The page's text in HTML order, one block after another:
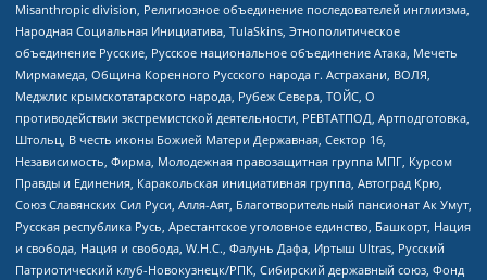
Misanthropic division, Религиозное объединение последователей инглиизма,
Народная Социальная Инициатива, TulaSkins, Этнополитическое
объединение Русские, Русское национальное объединение Атака, Мечеть
Мирмамеда, Община Коренного Русского народа г. Астрахани, ВОЛЯ,
Меджлис крымскотатарского народа, Рубеж Севера, ТОЙС, О
противодействии экстремистской деятельности, РЕВТАТПОД, Артподготовка,
Штольц, В честь иконы Божией Матери Державная, Сектор 16,
Независимость, Фирма, Молодежная правозащитная группа МПГ, Курсом
Правды и Единения, Каракольская инициативная группа, Автоград Крю,
Союз Славянских Сил Руси, Алля-Аят, Благотворительный пансионат Ак Умут,
Русская республика Русь, Арестантское уголовное единство, Башкорт, Нация
и свобода, Нация и свобода, W.H.С., Фалунь Дафа, Иртыш Ultras, Русский
Патриотический клуб-Новокузнецк/РПК, Сибирский державный союз, Фонд